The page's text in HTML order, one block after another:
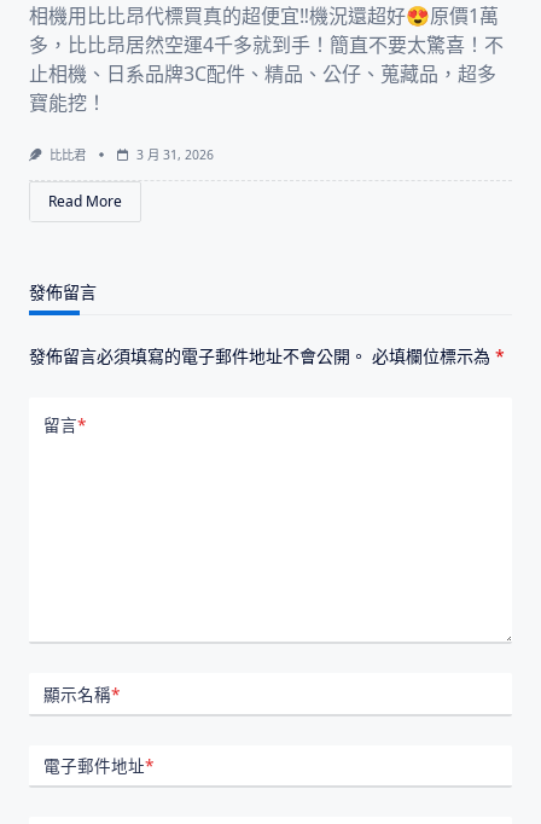
相機用比比昂代標買真的超便宜‼️機況還超好😍原價1萬
多，比比昂居然空運4千多就到手！簡直不要太驚喜！不
止相機、日系品牌3C配件、精品、公仔、蒐藏品，超多
寶能挖！
比比君 3 月 31, 2026
Read More
發佈留言
發佈留言必須填寫的電子郵件地址不會公開。 必填欄位標示為 *
留言*
顯示名稱*
電子郵件地址*